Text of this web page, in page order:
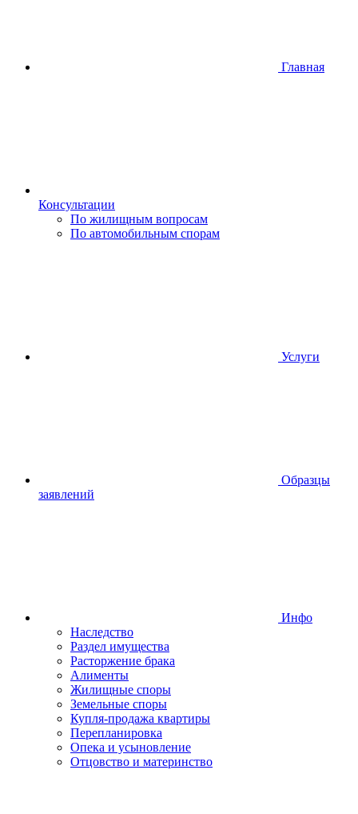
Главная
Консультации
По жилищным вопросам
По автомобильным спорам
Услуги
Образцы
заявлений
Инфо
Наследство
Раздел имущества
Расторжение брака
Алименты
Жилищные споры
Земельные споры
Купля-продажа квартиры
Перепланировка
Опека и усыновление
Отцовство и материнство